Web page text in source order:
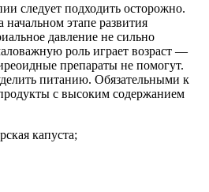
следует подходить осторожно.
этапе развития
давление не сильно
роль играет возраст —
препараты не помогут.
питанию. Обязательными к
с высоким содержанием
капуста;